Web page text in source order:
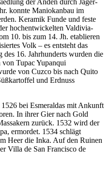
konnte Maniokanbau im
Keramik Funde und feste
hochentwickelten Valdivia-
10. bis zum 14. Jh. etablieren
Volk – es entsteht das
16. Jahrhunderts wurden die
Tupac Yupanqui
von Cuzco bis nach Quito
und Erdnuss
bei Esmeraldas mit Ankunft
In ihrer Gier nach Gold
zurück. 1532 wird der
ermordet. 1534 schlägt
Heer die Inka. Auf den Ruinen
Villa de San Francisco de